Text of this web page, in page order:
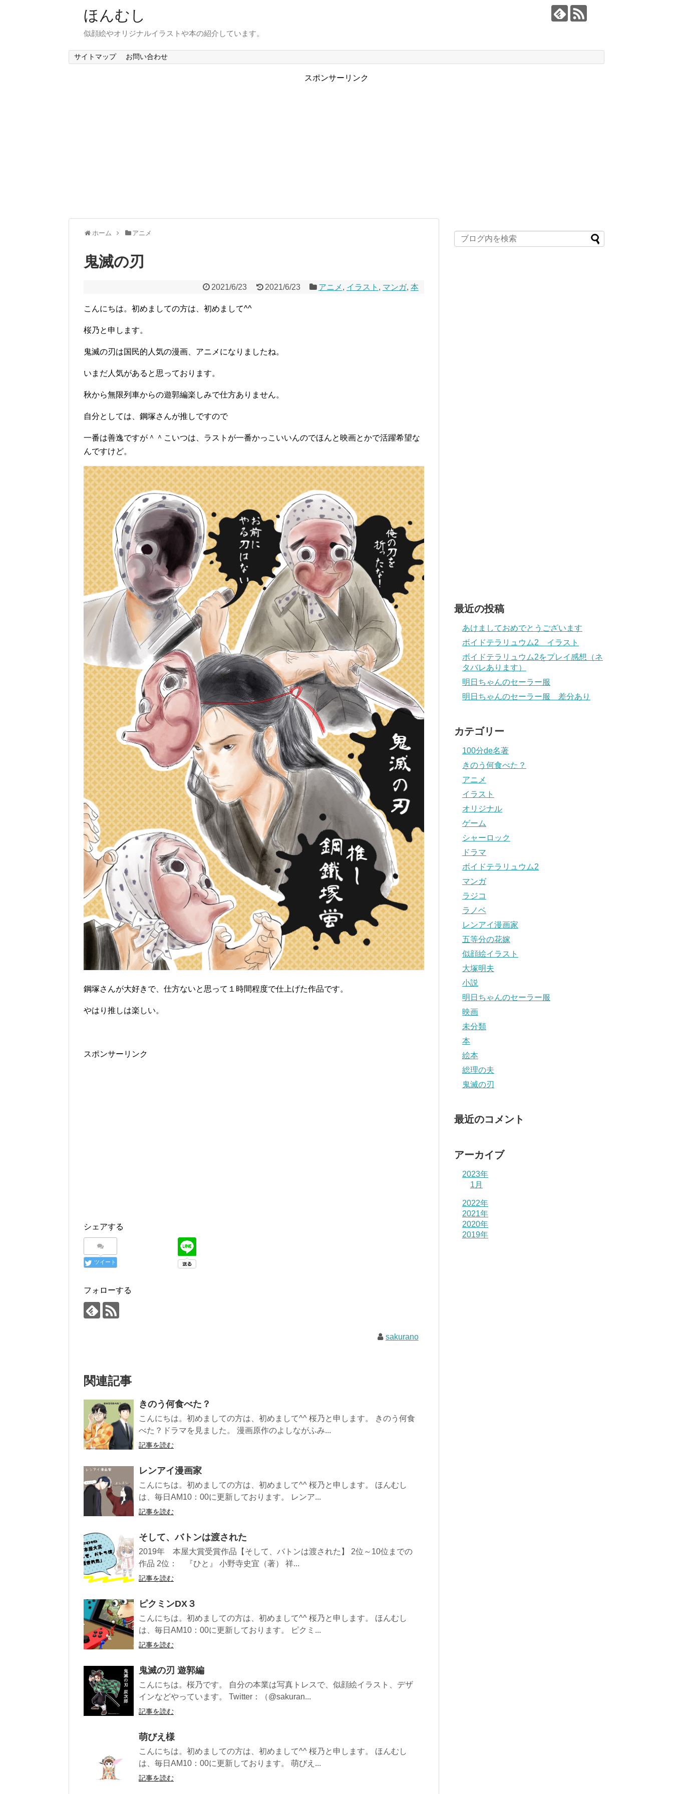
ほんむし
似顔絵やオリジナルイラストや本の紹介しています。
サイトマップ お問い合わせ
スポンサーリンク
ホーム アニメ
鬼滅の刃
2021/6/23 2021/6/23 アニメ , イラスト , マンガ, 本
こんにちは。初めましての方は、初めまして^^
桜乃と申します。
鬼滅の刃は国民的人気の漫画、アニメになりましたね。
いまだ人気があると思っております。
秋から無限列車からの遊郭編楽しみで仕方ありません。
自分としては、鋼塚さんが推しですので
一番は善逸ですが＾＾こいつは、ラストが一番かっこいいんのでほんと映画とかで活躍希望な
んですけど。
鋼塚さんが大好きで、仕方ないと思って１時間程度で仕上げた作品です。
やはり推しは楽しい。
スポンサーリンク
シェアする
ツイート
フォローする
sakurano
関連記事
きのう何食べた？
こんにちは。初めましての方は、初めまして^^ 桜乃と申します。 きのう何食
べた？ドラマを見ました。 漫画原作のよしながふみ...
記事を読む
レンアイ漫画家
こんにちは。初めましての方は、初めまして^^ 桜乃と申します。 ほんむし
は、毎日AM10：00に更新しております。 レンア...
記事を読む
そして、バトンは渡された
2019年 本屋大賞受賞作品【そして、バトンは渡された】 2位～10位までの
作品 2位： 『ひと』 小野寺史宜（著） 祥...
記事を読む
ピクミンDX３
こんにちは。初めましての方は、初めまして^^ 桜乃と申します。 ほんむし
は、毎日AM10：00に更新しております。 ピクミ...
記事を読む
鬼滅の刃 遊郭編
こんにちは。桜乃です。 自分の本業は写真トレスで、似顔絵イラスト、デザ
インなどやっています。 Twitter：（@sakuran...
記事を読む
萌びえ様
こんにちは。初めましての方は、初めまして^^ 桜乃と申します。 ほんむし
は、毎日AM10：00に更新しております。 萌びえ...
記事を読む
最近の投稿
あけましておめでとうございます
ボイドテラリュウム2 イラスト
ボイドテラリュウム2をプレイ感想（ネ
タバレあります）
明日ちゃんのセーラー服
明日ちゃんのセーラー服 差分あり
カテゴリー
100分de名著
きのう何食べた？
アニメ
イラスト
オリジナル
ゲーム
シャーロック
ドラマ
ボイドテラリュウム2
マンガ
ラジコ
ラノベ
レンアイ漫画家
五等分の花嫁
似顔絵イラスト
大塚明夫
小説
明日ちゃんのセーラー服
映画
未分類
本
絵本
総理の夫
鬼滅の刃
最近のコメント
アーカイブ
2023年
1月
2022年
2021年
2020年
2019年